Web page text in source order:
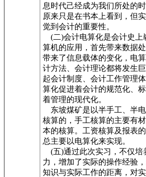
息时代己经成为我们所处的
原来只是在书本上看到，但
觉到会计的重要性。
(二)会计电算化是会计史上
算机的应用，首先带来数据
带来了信息载体的变化，电
计方法、会计理论都将发生
起会计制度、会计工作管理
算化促进着会计的规范化、
着管理的现代化。
东坡煤矿是以半手工、半
核算的，手工核算的主要有
本的核算。工资核算及报表
总主要以电算化来实现。
(五)通过此次实习，不仅培
力，增加了实际的操作经验
知识与实际工作的距离，对